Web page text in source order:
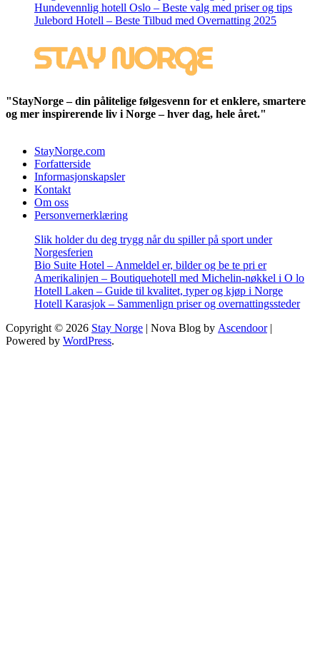
Hundevennlig hotell Oslo – Beste valg med priser og tips
Julebord Hotell – Beste Tilbud med Overnatting 2025
"StayNorge – din pålitelige følgesvenn for et enklere, smartere
og mer inspirerende liv i Norge – hver dag, hele året."
StayNorge.com
Forfatterside
Informasjonskapsler
Kontakt
Om oss
Personvernerklæring
Slik holder du deg trygg når du spiller på sport under
Norgesferien
Bio Suite Hotel – Anmeldel er, bilder og be te pri er
Amerikalinjen – Boutiquehotell med Michelin-nøkkel i O lo
Hotell Laken – Guide til kvalitet, typer og kjøp i Norge
Hotell Karasjok – Sammenlign priser og overnattingssteder
Copyright © 2026 Stay Norge | Nova Blog by Ascendoor|
Powered by WordPress.